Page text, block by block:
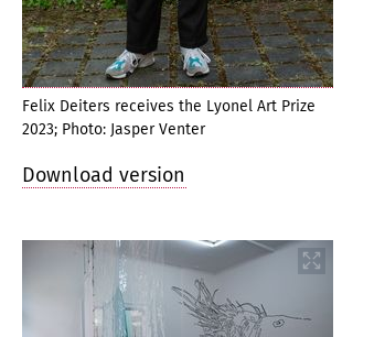
Felix Deiters receives the Lyonel Art Prize
2023; Photo: Jasper Venter
Download version